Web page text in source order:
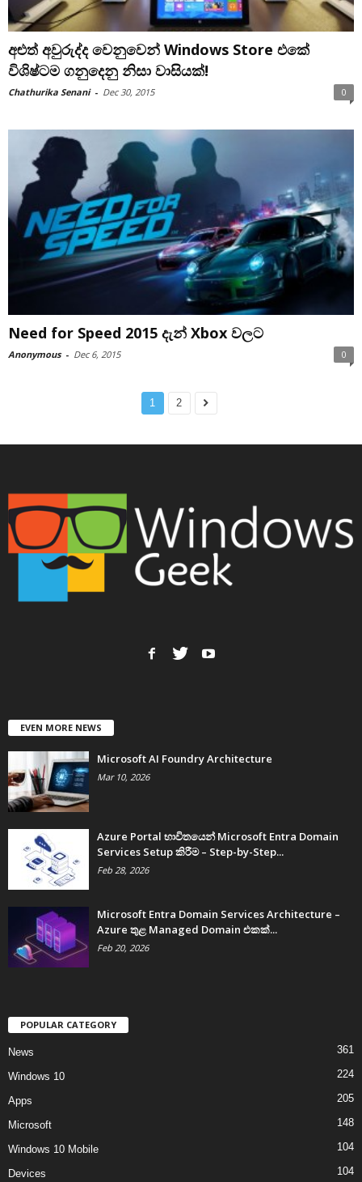
අළුත් අවුරුද්ද වෙනුවෙන් Windows Store එකේ
විශිෂ්ටම ගනුදෙනු නිසා වාසියක්!
Chathurika Senani - Dec 30, 2015 0
Need for Speed 2015 දැන් Xbox වලට
Anonymous - Dec 6, 2015 0
1 2
EVEN MORE NEWS
Microsoft AI Foundry Architecture
Mar 10, 2026
Azure Portal භාවිතයෙන් Microsoft Entra Domain
Services Setup කිරීම – Step-by-Step...
Feb 28, 2026
Microsoft Entra Domain Services Architecture –
Azure තුළ Managed Domain එකක්...
Feb 20, 2026
POPULAR CATEGORY
News 361
Windows 10 224
Apps 205
Microsoft 148
Windows 10 Mobile 104
Devices 104